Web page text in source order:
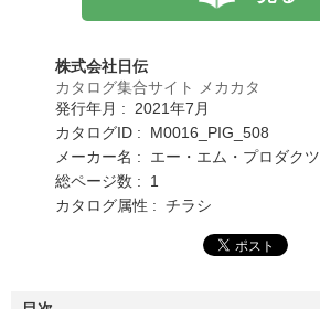
株式会社日伝
カタログ集合サイト メカカタ
発行年月 : 2021年7月
カタログID : M0016_PIG_508
メーカー名 : エー・エム・プロダクツ
総ページ数 : 1
カタログ属性 : チラシ